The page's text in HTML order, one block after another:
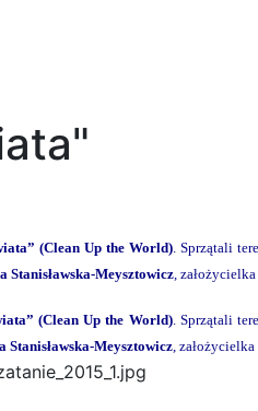
(Clean Up the World) . Sprzątali
Stanisławska-Meysztowicz ,
(Clean Up the World). Sprzątali
Stanisławska-Meysztowicz ,